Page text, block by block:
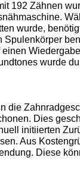
192 Zähnen
wurde,
wurde
die
Dies
initiierten
Aus
Diese